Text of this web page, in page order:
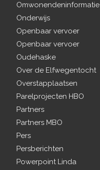
Omwonendeninformatie
Onderwijs
Openbaar vervoer
Openbaar vervoer
Oudehaske
Over de Elfwegentocht
Overstapplaatsen
Parelprojecten HBO
Partners
Partners MBO
Pers
Persberichten
Powerpoint Linda